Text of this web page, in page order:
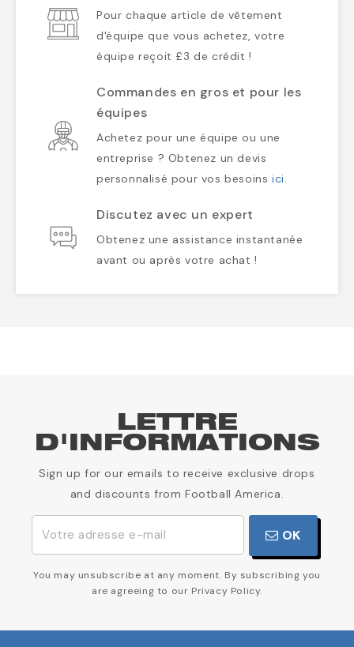
Pour chaque article de vêtement
d'équipe que vous achetez, votre
équipe reçoit £3 de crédit !
Commandes en gros et pour les
équipes
Achetez pour une équipe ou une
entreprise ? Obtenez un devis
personnalisé pour vos besoinsici.
Discutez avec un expert
Obtenez une assistance instantanée
avant ou après votre achat !
LETTRE
D'INFORMATIONS
Sign up for our emails to receive exclusive drops
and discounts from Football America.
OK
You may unsubscribe at any moment. By subscribing you
are agreeing to our Privacy Policy.